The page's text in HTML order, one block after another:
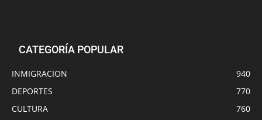
CATEGORÍA POPULAR
INMIGRACION
940
DEPORTES
770
CULTURA
760